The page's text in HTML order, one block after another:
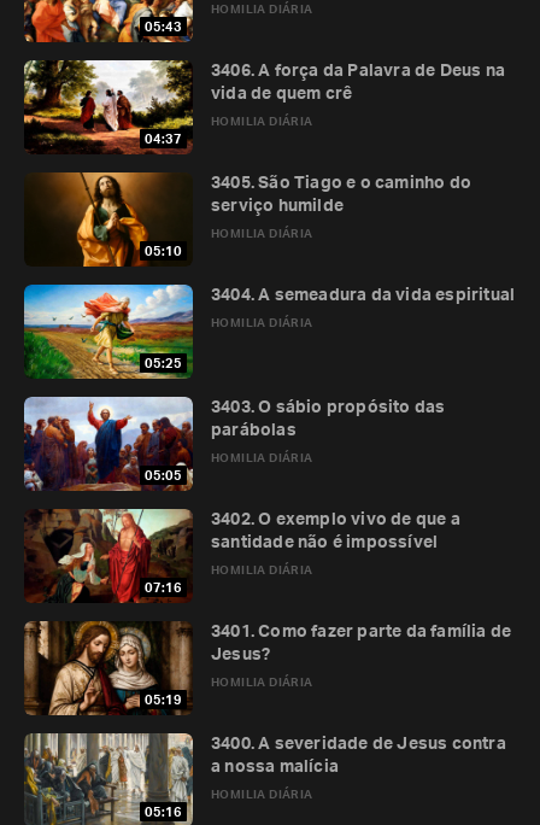
05:43
HOMILIA DIÁRIA
04:37
HOMILIA DIÁRIA
3406. A força da Palavra de Deus na
vida de quem crê
05:10
HOMILIA DIÁRIA
3405. São Tiago e o caminho do
serviço humilde
05:25
HOMILIA DIÁRIA
3404. A semeadura da vida espiritual
05:05
HOMILIA DIÁRIA
3403. O sábio propósito das
parábolas
07:16
HOMILIA DIÁRIA
3402. O exemplo vivo de que a
santidade não é impossível
05:19
HOMILIA DIÁRIA
3401. Como fazer parte da família de
Jesus?
05:16
HOMILIA DIÁRIA
3400. A severidade de Jesus contra
a nossa malícia